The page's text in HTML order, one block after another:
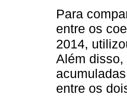
Para
entre os
2014,
Além
entre os